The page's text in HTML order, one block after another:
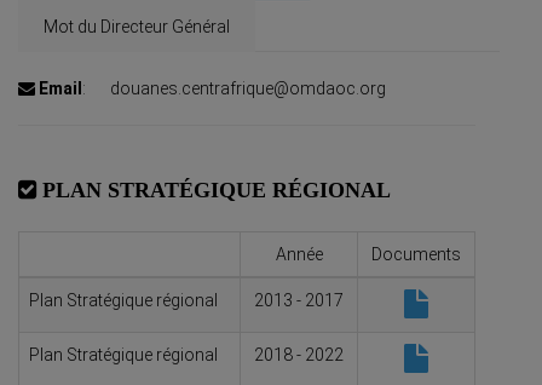
Mot du Directeur Général
Email : douanes.centrafrique@omdaoc.org
PLAN STRATÉGIQUE RÉGIONAL
Année Documents
Plan Stratégique régional 2013 - 2017
Plan Stratégique régional 2018 - 2022